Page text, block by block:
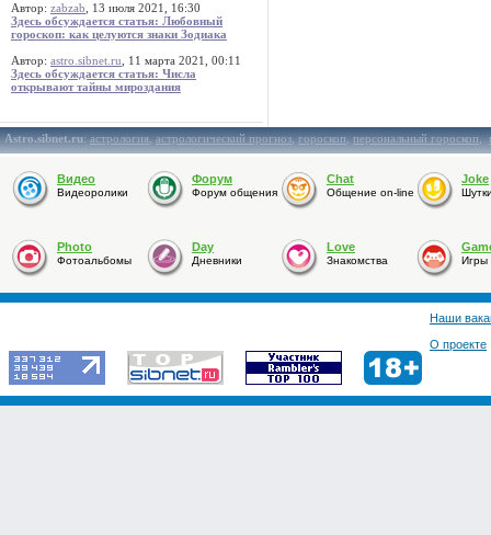
Автор: zabzab , 13 июля 2021, 16:30
Здесь обсуждается статья: Любовный
гороскоп: как целуются знаки Зодиака
Автор: astro.sibnet.ru , 11 марта 2021, 00:11
Здесь обсуждается статья: Числа
открывают тайны мироздания
Astro.sibnet.ru:астрология,астрологический прогноз,гороскоп,персональный гороскоп,
Видео
Видеоролики
Форум
Форум общения
Chat
Общение on-line
Joke
Photo
Фотоальбомы
Day
Дневники
Love
Знакомства Игры
Наши
О проекте